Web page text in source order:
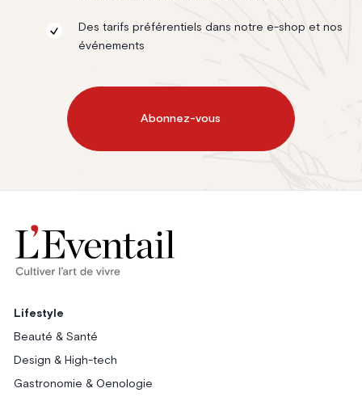
Des tarifs préférentiels dans notre e-shop et nos
événements
Abonnez-vous
Lifestyle
Beauté & Santé
Design & High-tech
Gastronomie & Oenologie